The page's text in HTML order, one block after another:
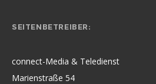
SEITENBETREIBER:
connect-Media & Teledienst
Marienstraße 54